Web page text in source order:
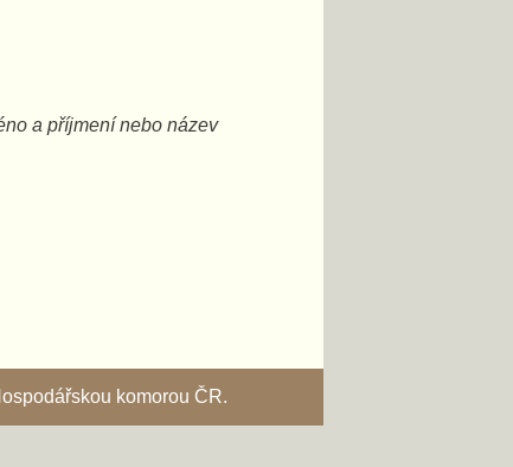
jméno a příjmení nebo název
komorou ČR.